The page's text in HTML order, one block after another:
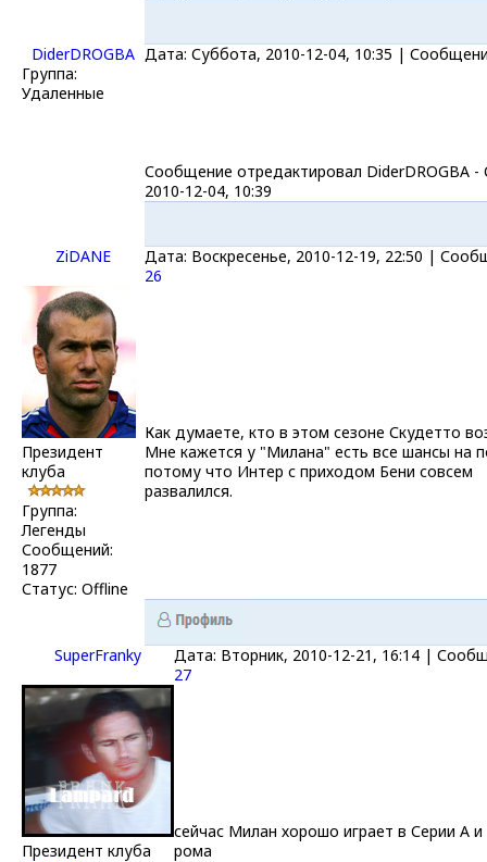
DiderDROGBA Дата: Суббота, 2010-12-04, 10:35 |
Группа:
Удаленные
Сообщение отредактировал DiderDROGBA -
2010-12-04, 10:39
ZiDANE
Дата: Воскресенье, 2010-12-19, 22:50 |
26
Президент
клуба
Группа:
Легенды
Сообщений:
1877
Статус: Offline
Как думаете, кто в этом сезоне Скудетто
Мне кажется у "Милана" есть все шансы на
потому что Интер с приходом Бени совсем
развалился.
SuperFranky
Дата: Вторник, 2010-12-21, 16:14 |
27
Президент клуба
сейчас Милан хорошо играет в Серии А
рома